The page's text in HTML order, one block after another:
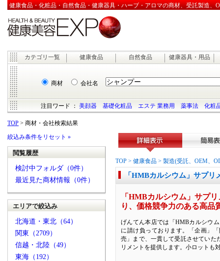
健康食品・化粧品・自然食品・健康器具・ハーブ・アロマの商材、受託製造、
カテゴリ一覧 健康食品 自然食品 健康器具・用品
商材 会社名
注目ワード ：美顔器 基礎化粧品 エステ 業務用 薬事法 化粧
TOP > 商材・会社検索結果
絞込み条件をリセット »
閲覧履歴
検討中フォルダ（0件）
最近見た商材情報（0件）
エリアで絞込み
北海道・東北（64）
関東（2709）
信越・北陸（49）
東海（192）
TOP > 健康食品 > 製造(受託、OEM、
「HMBカルシウム」サプ
「HMBカルシウム」サプ
り、価格競争力のある高品
げんてん本店では「HMBカルシウ
に請け負っております。「企画」
売」まで、一貫して受託させていた
リメントを提供します。小ロットも